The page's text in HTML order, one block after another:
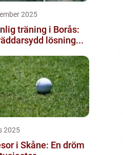
2025
träning i Borås:
lösning...
2025
i Skåne: En dröm